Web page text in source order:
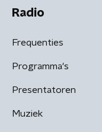
Radio
Frequenties
Programma's
Presentatoren
Muziek